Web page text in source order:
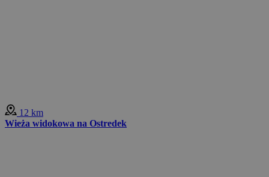
12 km
Wieża widokowa na Ostredek